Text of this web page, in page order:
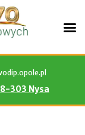
303 Nysa